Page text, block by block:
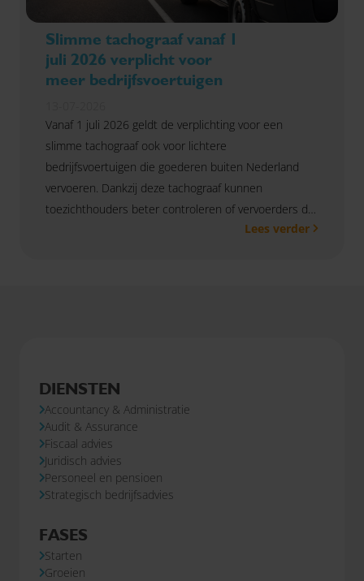
Slimme tachograaf vanaf 1
juli 2026 verplicht voor
meer bedrijfsvoertuigen
Vanaf 1 juli 2026 geldt de verplichting voor een
slimme tachograaf ook voor lichtere
bedrijfsvoertuigen die goederen buiten Nederland
vervoeren. Dankzij deze tachograaf kunnen
toezichthouders beter controleren of vervoerders de
Lees verder
DIENSTEN
Accountancy & Administratie
Audit & Assurance
Fiscaal advies
Juridisch advies
Personeel en pensioen
Strategisch bedrijfsadvies
FASES
Starten
Groeien